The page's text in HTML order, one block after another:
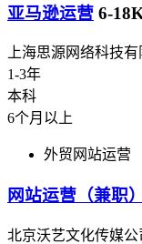
亚马逊运营 6-
上海思源网络科技有
1-3年
本科
6个月以上
外贸网站运营
网站运营（兼职
北京沃艺文化传媒公